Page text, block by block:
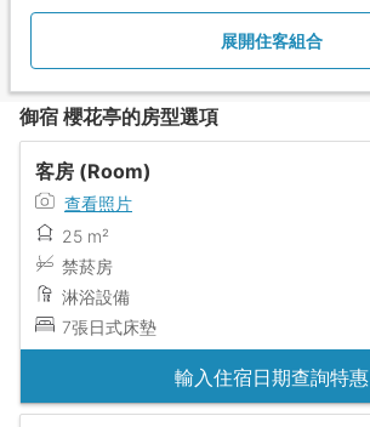
展開住客組合
御宿 櫻花亭的房型選項
客房 (Room)
查看照片
25 m²
禁菸房
淋浴設備
7張日式床墊
輸入住宿日期查詢特惠